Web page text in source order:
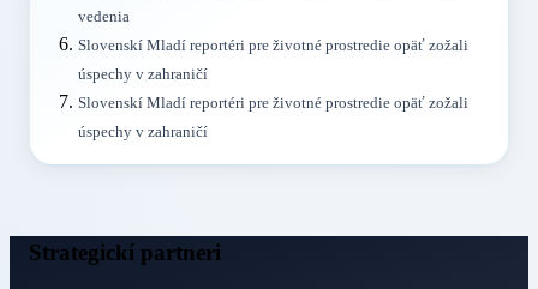
vedenia
Slovenskí Mladí reportéri pre životné prostredie opäť zožali
úspechy v zahraničí
Slovenskí Mladí reportéri pre životné prostredie opäť zožali
úspechy v zahraničí
Strategickí partneri